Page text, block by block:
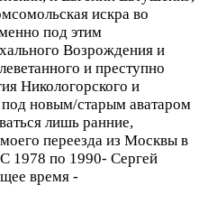
искра во
под этим
Возрождения и
и преступно
Никологорского и
новым/старым аватаром
лишь ранние,
переезда из Москвы в
1978 по 1990- Сергей
время -